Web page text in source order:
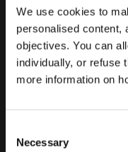
We use cookies to
personalised content,
objectives. You can
individually, or refuse
more information on
Selection
Necessary
Charging
Regular